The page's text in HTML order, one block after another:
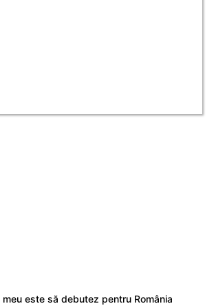
este să debutez pentru România